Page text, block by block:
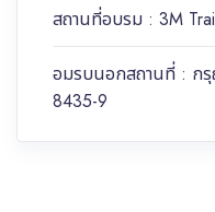
สถานที่อบรม : 3M
อมรบนอกสถานที่ : ก
8435-9